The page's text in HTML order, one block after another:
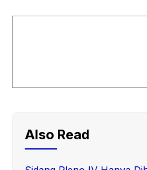
Also Read